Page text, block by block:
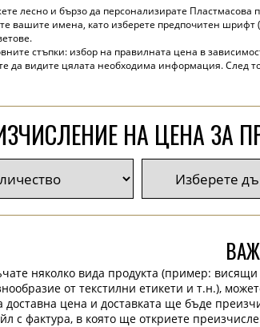
лесно и бързо да персонализирате
вашите имена, като изберете предпочитен
стъпки: избор на правилната цена в
да видите цялата необходима информация. След
НА ЦЕНА ЗА
няколко вида продукта (пример:
от текстилни етикети и т.н.),
доставна цена и доставката ще бъде
с фактура, в която ще откриете